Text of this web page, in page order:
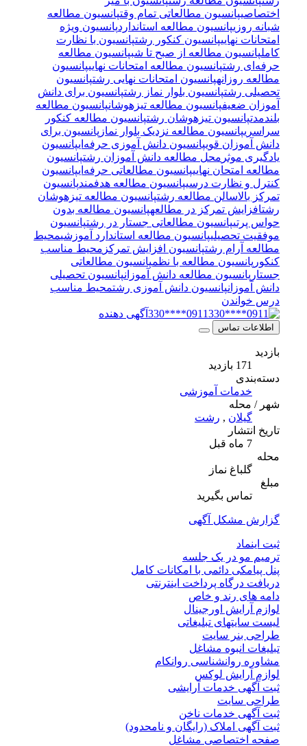
اختصاصیپانسیون مطالعاتی تمام وقتپانسیون مطالعه
شبانه روزیپانسیون مطالعه استانداردپانسیون ویژه
امتحانات نهاییپانسیون کنکور رشت پانسیون با نظارت
پانسیون مطالعه از صبح تا شب پانسیون مطالعه
حرفه‌ای رشتپانسیون مطالعه امتحانات نهاییپانسیون
مطالعه روزانه پانسیون امتحانات نهایی رشت پانسیون
تحصیلی رشت پانسیون بلوار نماز رشتپانسیون برای دانش
آموزان ضعیف پانسیون مطالعه تیزهوشانپانسیون مطالعه
بلندمدتپانسیون تیزهوشان رشتپانسیون مطالعه کنکور
سراسری پانسیون مطالعه نزدیک بلوار نماز پانسیون برای
دانش آموزان قوی پانسیون دانش آموزی حرفه‌ایپانسیون
یادگیری موثر محل مطالعه دانش آموزان رشتپانسیون
مطالعه امتحان نهاییپانسیون مطالعاتی حرفه‌ایپانسیون
کنترل و نظارت درسی پانسیون مطالعه هدفمندپانسیون
تمرکز بالاسالن مطالعه رشتپانسیون مطالعه تیزهوشان
افزایش تمرکز در مطالعهپانسیون مطالعه بدون
حواس پرتیپانسیون مطالعاتی جستار در رشت پانسیون
موفقیت تحصیلیپانسیون مطالعه استاندارد آموزشیمحیط
مطالعه آرام رشتپانسیون افزایش تمرکزمحیط مناسب
کنکورپانسیون مطالعه با نظمپانسیون مطالعاتی
جستارپانسیون مطالعه دانش آموزان پانسیون تحصیلی
دانش آموزان پانسیون دانش آموزی رشتمحیط مناسب
درس خواندن
0911****330
آگهی دهنده
اطلاعات تماس
دسته‌بندی
خدمات آموزشی
شهر / محله
,رشت
تاریخ انتشار
گلباغ نماز
تماس بگیرید
گزارش مشکل آگهی
ثبت اینماد
ترمیم مو در یک جلسه
پنل پیامکی دائمی با امکانات کامل
دریافت درگاه پرداخت اینترنتی
دامه های رند و خاص
لوازم آرایش اورجینال
لیست سایتهای تبلیغاتی
طراحی بنر سایت
تبلیغات انبوه مشاغل
مشاوره روانشناسی روانکام
لوازم آرایش لوکس
ثبت آگهی خدمات آرایشی
طراحی سایت
ثبت آگهی خدمات ناخن
ثبت آگهی املاک (رایگان و نامحدود)
صفحه اختصاصی مشاغل